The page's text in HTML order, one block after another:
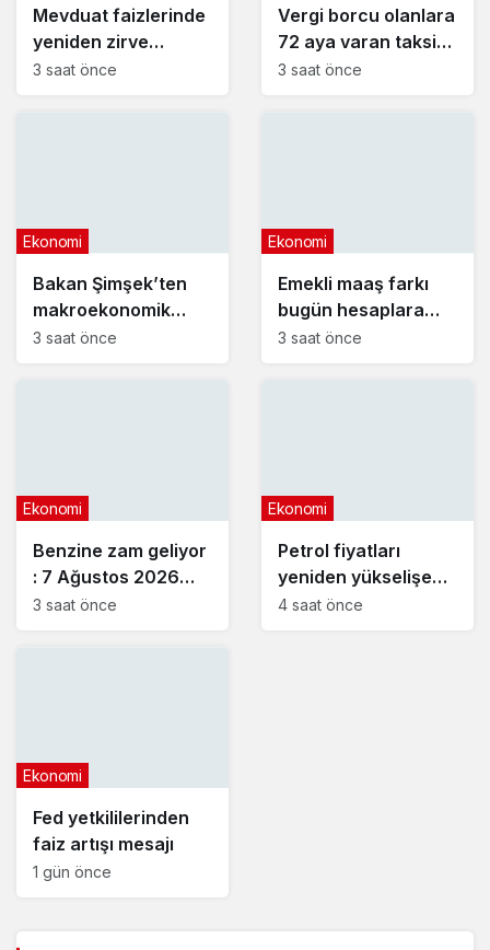
Mevduat faizlerinde
yeniden zirve
görüldü : 3 milyon
3 saat önce
Vergi borcu olanlara
72 aya varan taksit
fırsatı
3 saat önce
Bakan Şimşek’ten
makroekonomik
istikrar açıklaması
Ekonomi
3 saat önce
Emekli maaş farkı
bugün hesaplara
yatıyor
Ekonomi
3 saat önce
Benzine zam geliyor
: 7 Ağustos 2026
güncel akaryakıt
Ekonomi
3 saat önce
Petrol fiyatları
yeniden yükselişe
geçti
Ekonomi
4 saat önce
Fed yetkililerinden
faiz artışı mesajı
Ekonomi
1 gün önce